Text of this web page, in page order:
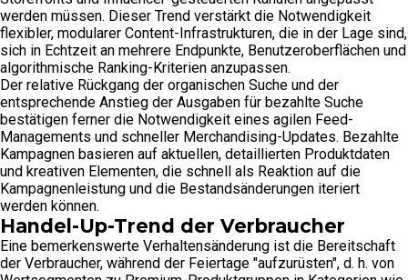
werden müssen. Dieser Trend verstärkt die Notwendigkeit
flexibler, modularer Content-Infrastrukturen, die in der Lage sind,
sich in Echtzeit an mehrere Endpunkte, Benutzeroberflächen und
algorithmische Ranking-Kriterien anzupassen.
Der relative Rückgang der organischen Suche und der
entsprechende Anstieg der Ausgaben für bezahlte Suche
bestätigen ferner die Notwendigkeit eines agilen Feed-
Managements und schneller Merchandising-Updates. Bezahlte
Kampagnen basieren auf aktuellen, detaillierten Produktdaten
und kreativen Elementen, die schnell als Reaktion auf die
Kampagnenleistung und die Bestandsänderungen iteriert
werden können.
Handel-Up-Trend der Verbraucher
Eine bemerkenswerte Verhaltensänderung ist die Bereitschaft
der Verbraucher, während der Feiertage "aufzurüsten", d. h. von